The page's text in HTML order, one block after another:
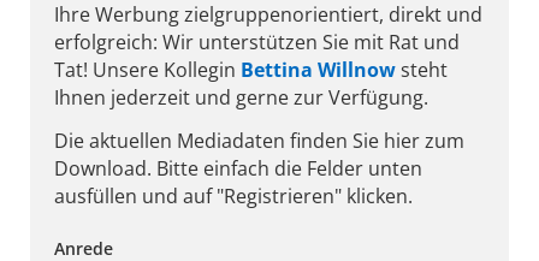
Ihre Werbung zielgruppenorientiert, direkt und
erfolgreich: Wir unterstützen Sie mit Rat und
Tat! Unsere Kollegin Bettina Willnowsteht
Ihnen jederzeit und gerne zur Verfügung.
Die aktuellen Mediadaten finden Sie hier zum
Download. Bitte einfach die Felder unten
ausfüllen und auf "Registrieren" klicken.
Anrede